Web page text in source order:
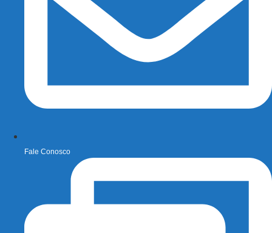
Fale Conosco